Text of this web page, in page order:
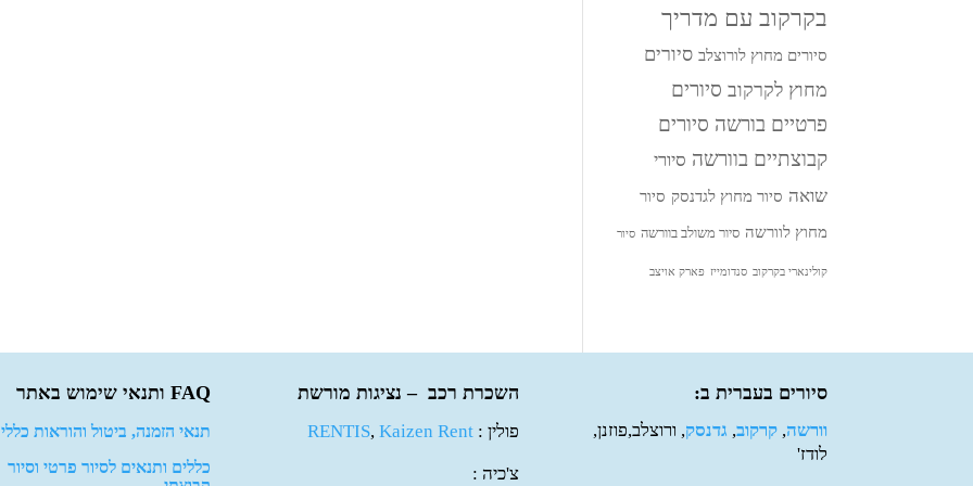
בקרקוב עם מדריך
סיורים מחוץ לורוצלב סיורים
מחוץ לקרקוב סיורים
פרטיים בורשה סיורים
קבוצתיים בוורשה סיורי
שואה סיור מחוץ לגדנסק סיור
מחוץ לוורשה סיור משולב בוורשה סיור
קולינארי בקרקוב סנדומייז פארק אויצב
FAQ ותנאי שימוש באתר
תנאי הזמנה, ביטול והוראות
כללים ותנאים לסיור פרטי וסיור
השכרת רכב – נציגות מורשת
פולין : RENTIS, Kaizen Rent
צ'כיה :
סיורים בעברית ב:
וורשה,קרקוב, גדנסק, ורוצלב,פוזנן,
לודז'